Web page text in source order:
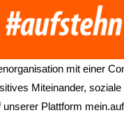
mit einer
Miteinander,
Plattform